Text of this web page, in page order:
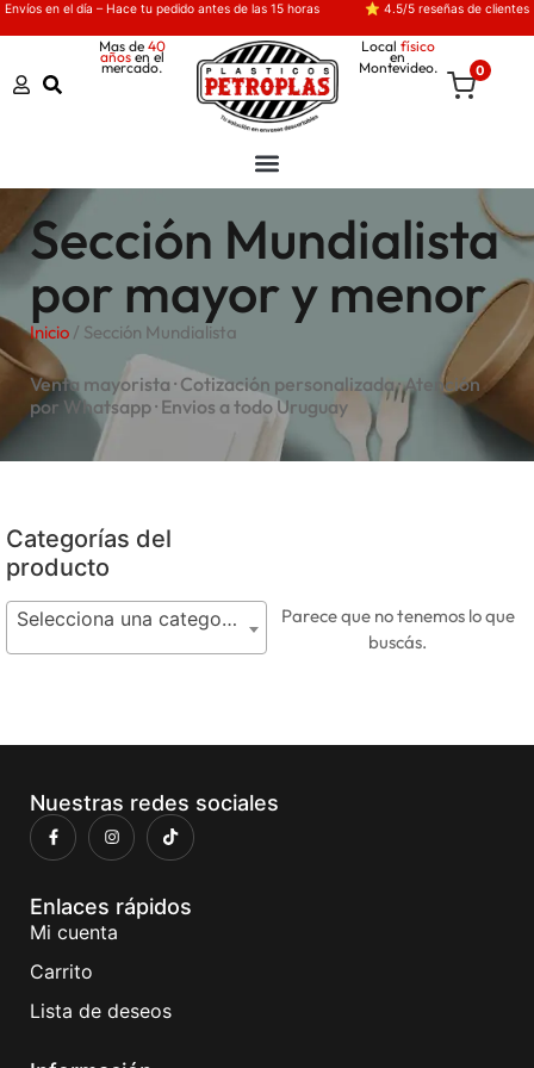
Envíos en el día – Hace tu pedido antes de las 15 horas ⭐ 4.5/5 reseñas de clientes
Mas de 40
añosen el
mercado.
Local físico
en
Montevideo. 0
Sección Mundialista
por mayor y menor
Inicio / Sección Mundialista
Venta mayorista · Cotización personalizada · Atención
por Whatsapp · Envios a todo Uruguay
Categorías del
producto
Selecciona una categoría
Parece que no tenemos lo que
buscás.
Nuestras redes sociales
Enlaces rápidos
Mi cuenta
Carrito
Lista de deseos